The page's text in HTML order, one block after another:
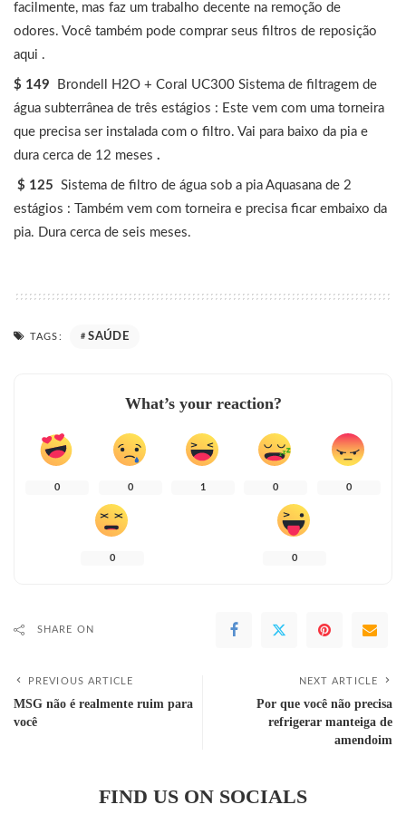
facilmente, mas faz um trabalho decente na remoção de
odores. Você também pode comprar seus filtros de reposição
aqui .
$ 149
Brondell H2O + Coral UC300 Sistema de filtragem de
água subterrânea de três estágios : Este vem com uma torneira
que precisa ser instalada com o filtro. Vai para baixo da pia e
dura cerca de 12 meses .
$ 125 Sistema de filtro de água sob a pia Aquasana de 2
estágios : Também vem com torneira e precisa ficar embaixo da
pia. Dura cerca de seis meses.
TAGS: SAÚDE
What’s your reaction?
0 0 1 0 0
0 0
SHARE ON
PREVIOUS ARTICLE
MSG não é realmente ruim para
você
NEXT ARTICLE
Por que você não precisa
refrigerar manteiga de
amendoim
FIND US ON SOCIALS